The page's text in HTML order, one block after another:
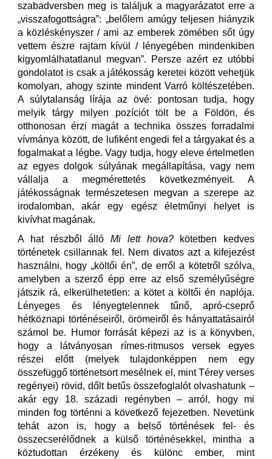
szabadversben meg is találjuk a magyarázatot erre a
„visszafogottságra”: „belőlem amúgy teljesen hiányzik
a közléskényszer / ami az emberek zömében sőt úgy
vettem észre rajtam kívül / lényegében mindenkiben
kigyomlálhatatlanul megvan”. Persze azért ez utóbbi
gondolatot is csak a játékosság keretei között vehetjük
komolyan, ahogy szinte mindent Varró költészetében.
A súlytalanság lírája az övé: pontosan tudja, hogy
melyik tárgy milyen pozíciót tölt be a Földön, és
otthonosan érzi magát a technika összes forradalmi
vívmánya között, de lufiként engedi fel a tárgyakat és a
fogalmakat a légbe. Vagy tudja, hogy eleve értelmetlen
az egyes dolgok súlyának megállapítása, vagy nem
vállalja a megmérettetés következményeit. A
játékosságnak természetesen megvan a szerepe az
irodalomban, akár egy egész életműnyi helyet is
kivívhat magának.
A hat részből álló Mi lett hova?
kötetben kedves
történetek csillannak fel. Nem divatos azt a kifejezést
használni, hogy „költői én”, de erről a kötetről szólva,
amelyben a szerző épp erre az első személyűségre
játszik rá, elkerülhetetlen: a kötet a költői én naplója.
Lényeges és lényegtelennek tűnő, apró-cseprő
hétköznapi történéseiről, örömeiről és hányattatásairól
számol be. Humor forrását képezi az is a könyvben,
hogy a látványosan rímes-ritmusos versek egyes
részei előtt (melyek tulajdonképpen nem egy
összefüggő történetsort mesélnek el, mint Térey verses
regényei) rövid, dőlt betűs összefoglalót olvashatunk –
akár egy 18. századi regényben – arról, hogy mi
minden fog történni a következő fejezetben. Nevetünk
tehát azon is, hogy a belső történések fel- és
összecserélődnek a külső történésekkel, mintha a
köztudottan érzékeny és különc ember, mint